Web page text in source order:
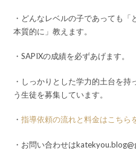
・どんなレベルの子であっても
本質的に」教えます。
・SAPIXの成績を必ずあげます。
・しっかりとした学力的土台を
う生徒を募集しています。
・ 指導依頼の流れと料金はこちら
・お問い合わせは